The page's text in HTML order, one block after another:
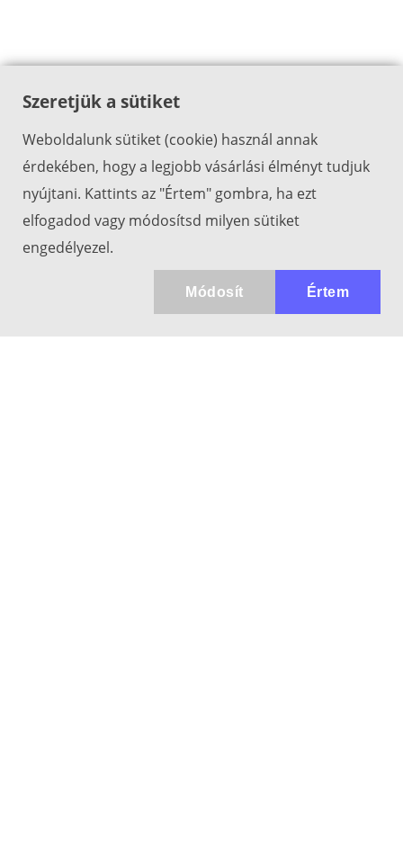
Szeretjük a sütiket
Weboldalunk sütiket (cookie) használ annak
érdekében, hogy a legjobb vásárlási élményt tudjuk
nyújtani. Kattints az "Értem" gombra, ha ezt
elfogadod vagy módosítsd milyen sütiket
engedélyezel.
Értem
Módosít